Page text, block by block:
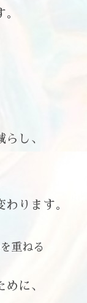
し、
ります。
重ねる
に、